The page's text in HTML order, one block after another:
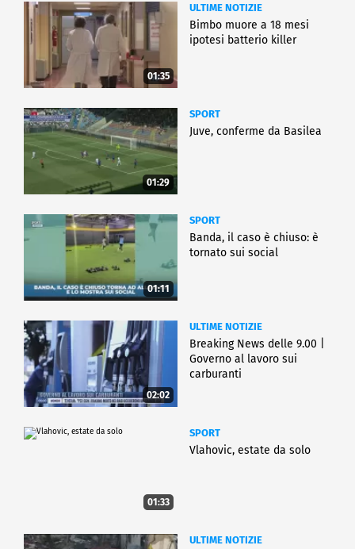
01:35
ULTIME NOTIZIE
Bimbo muore a 18 mesi
ipotesi batterio killer
01:29
SPORT
Juve, conferme da Basilea
01:11
SPORT
Banda, il caso è chiuso: è
tornato sui social
02:02
ULTIME NOTIZIE
Breaking News delle 9.00 |
Governo al lavoro sui
carburanti
01:33
SPORT
Vlahovic, estate da solo
ULTIME NOTIZIE